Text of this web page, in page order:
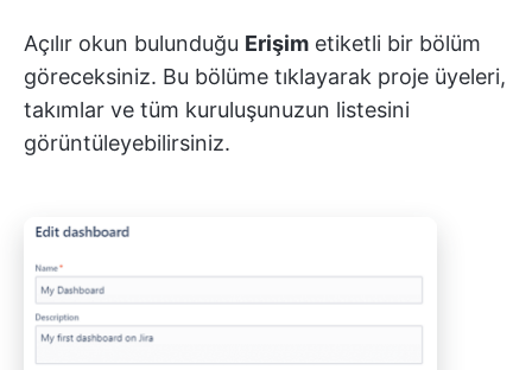
Açılır okun bulunduğu Erişim etiketli bir bölüm
göreceksiniz. Bu bölüme tıklayarak proje üyeleri,
takımlar ve tüm kuruluşunuzun listesini
görüntüleyebilirsiniz.